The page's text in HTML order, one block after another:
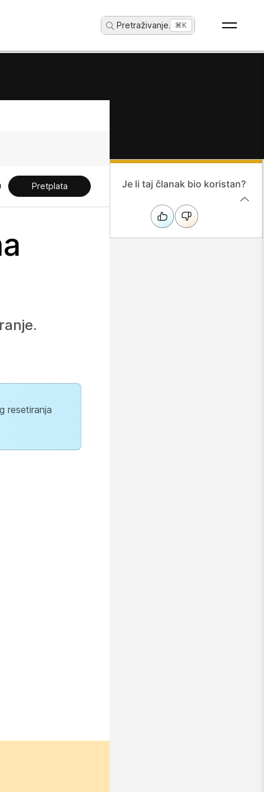
Pretraživanje... ⌘K
Pretplata
resetiranja
Je li taj članak bio koristan?